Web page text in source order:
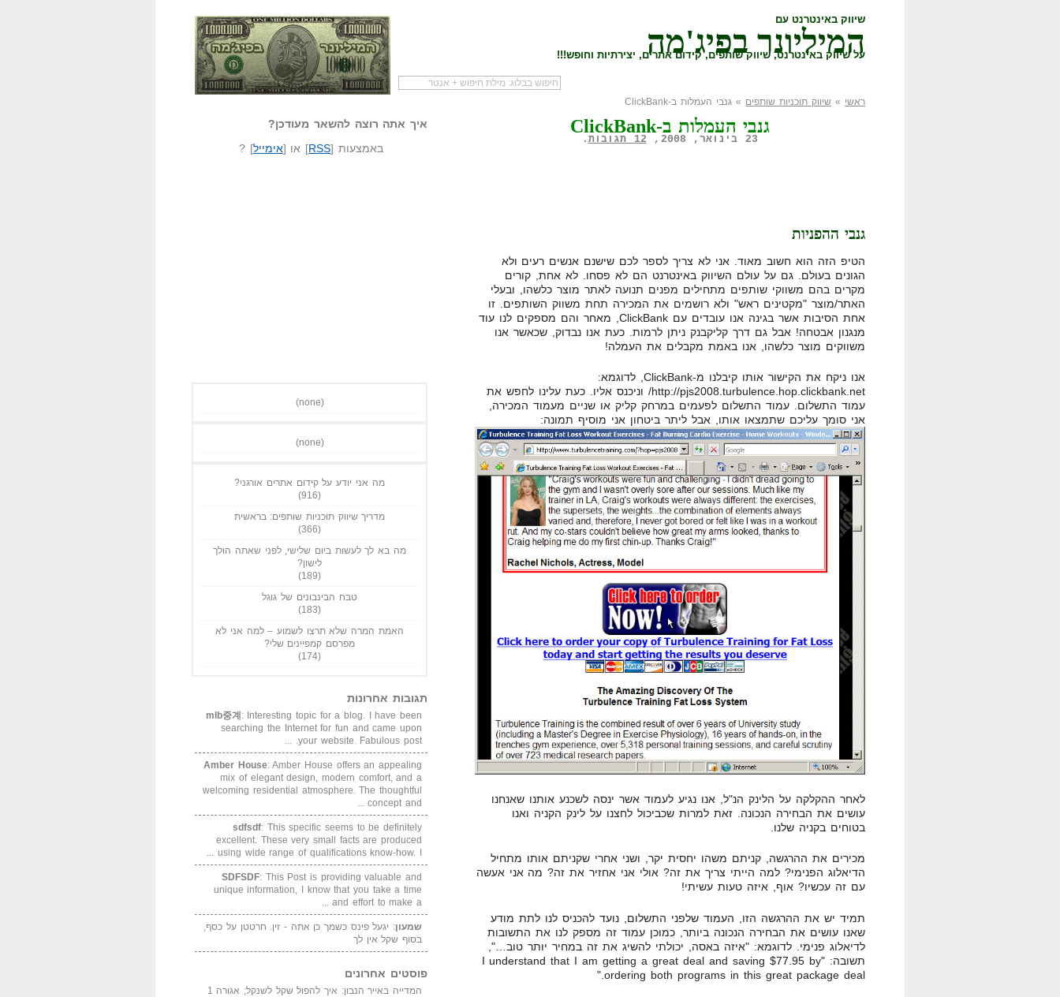
שיווק באינטרנט עם
המיליונר בפיג'מה
על שיווק באינטרנט, שיווק שותפים, קידום אתרים, יצירתיות וחופש!!!
שאל שאלה המיליונר בפיג'מה שיווק שותפים
ראשי » שיווק תוכניות שותפים » גנבי העמלות ב-ClickBank
גנבי העמלות ב-ClickBank
23 בינואר, 2008, 12 תגובות .
גנבי ההפניות
הטיפ הזה הוא חשוב מאוד. אני לא צריך לספר לכם שישנם אנשים רעים ולא
הגונים בעולם. גם על עולם השיווק באינטרנט הם לא פסחו. לא אחת, קורים
מקרים בהם משווקי שותפים מתחילים מפנים תנועה לאתר מוצר כלשהו, ובעלי
האתר/מוצר "מקטינים ראש" ולא רושמים את המכירה תחת משווק השותפים. זו
אחת הסיבות אשר בגינה אנו עובדים עם ClickBank, מאחר והם מספקים לנו עוד
מנגנון אבטחה! אבל גם דרך קליקבנק ניתן לרמות. כעת אנו נבדוק, שכאשר אנו
משווקים מוצר כלשהו, אנו באמת מקבלים את העמלה!
אנו ניקח את הקישור אותו קיבלנו מ-ClickBank, לדוגמא:
http://pjs2008.turbulence.hop.clickbank.net/ וניכנס אליו. כעת עלינו לחפש את
עמוד התשלום. עמוד התשלום לפעמים במרחק קליק או שניים מעמוד המכירה,
אני סומך עליכם שתמצאו אותו, אבל ליתר ביטחון אני מוסיף תמונה:
לאחר ההקלקה על הלינק הנ"ל, אנו נגיע לעמוד אשר ינסה לשכנע אותנו שאנחנו
עושים את הבחירה הנכונה. זאת למרות שכביכול לחצנו על לינק הקניה ואנו
בטוחים בקניה שלנו.
מכירים את ההרגשה, קניתם משהו יחסית יקר, ושני אחרי שקניתם אותו מתחיל
הדיאלוג הפנימי? למה הייתי צריך את זה? אולי אני אחזיר את זה? מה אני אעשה
עם זה עכשיו? אוף, איזה טעות עשיתי!
תמיד יש את ההרגשה הזו, העמוד שלפני התשלום, נועד להכניס לנו לתת מודע
שאנו עושים את הבחירה הנכונה ביותר, כמוכן עמוד זה מספק לנו את התשובות
לדיאלוג פנימי. לדוגמא: "איזה באסה, יכולתי להשיג את זה במחיר יותר טוב…",
תשובה: "I understand that I am getting a great deal and saving $77.95 by
ordering both programs in this great package deal."
איך אתה רוצה להשאר מעודכן?
באמצעות [RSS] או [אימייל] ?
(none)
(none)
מה אני יודע על קידום אתרים אורגני?
(916)
מדריך שיווק תוכניות שותפים: בראשית
(366)
מה בא לך לעשות ביום שלישי, לפני שאתה הולך
לישון?
(189)
טבח הבינבונים של גוגל
(183)
האמת המרה שלא תרצו לשמוע – למה אני לא
מפרסם קמפיינים שלי?
(174)
תגובות אחרונות
mlb중계 : Interesting topic for a blog. I have been
searching the Internet for fun and came upon
your website. Fabulous post. ...
Amber House: Amber House offers an appealing
mix of elegant design, modern comfort, and a
welcoming residential atmosphere. The thoughtful
concept and ...
sdfsdf: This specific seems to be definitely
excellent. These very small facts are produced
using wide range of qualifications know-how. I ...
SDFSDF: This Post is providing valuable and
unique information, I know that you take a time
and effort to make a ...
שמעון: יגעל פינס כשמך כן אתה - זין. חרטטן על כסף,
בסוף שקל אין לך
פוסטים אחרונים
המדייה באייר הנבון: איך להפול שקל לשנקל; אגורה 1